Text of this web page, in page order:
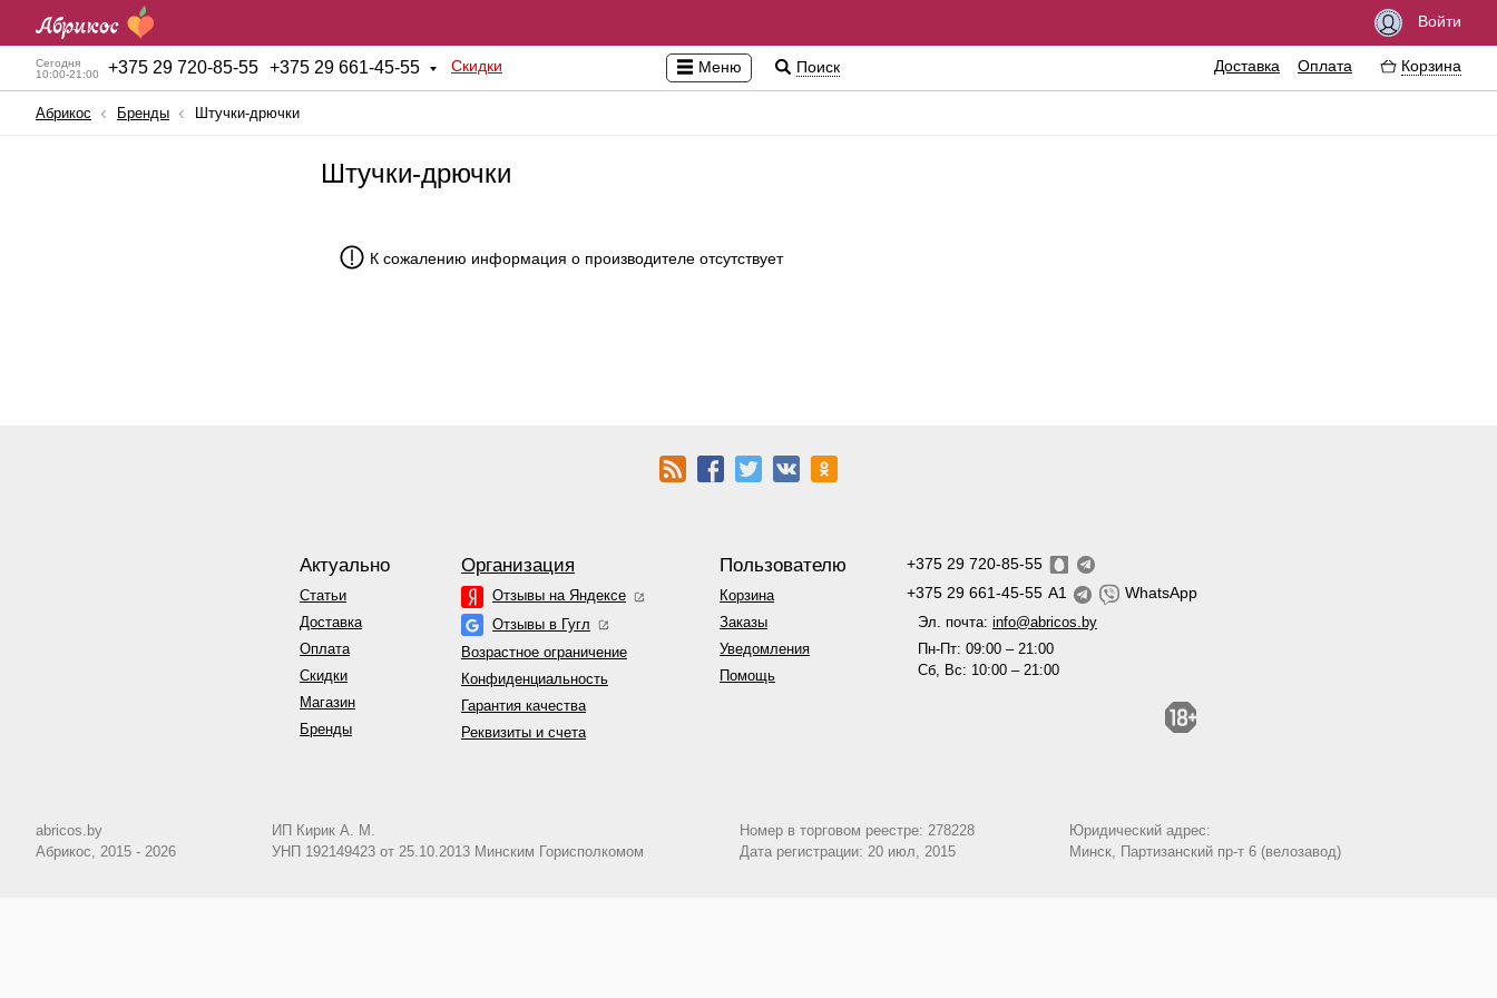
Войти
Сегодня
10:00-21:00
+375 29 720-85-55 +375 29 661-45-55 Скидки Меню Поиск Доставка Оплата Корзина
Абрикос Бренды Штучки-дрючки
Штучки-дрючки
К сожалению информация о производителе отсутствует
Актуально
Статьи
Доставка
Оплата
Скидки
Магазин
Бренды
Организация
Отзывы на Яндексе
Отзывы в Гугл
Возрастное ограничение
Конфиденциальность
Гарантия качества
Реквизиты и счета
Пользователю
Корзина
Заказы
Уведомления
Помощь
+375 29 720-85-55
+375 29 661-45-55 A1 WhatsApp
Эл. почта: info@abricos.by
Пн-Пт: 09:00 – 21:00
Сб, Вс: 10:00 – 21:00
abricos.by
Абрикос, 2015 - 2026
ИП Кирик А. М.
УНП 192149423 от 25.10.2013 Минским Горисполкомом
Номер в торговом реестре: 278228
Дата регистрации: 20 июл, 2015
Юридический адрес:
Минск, Партизанский пр-т 6 (велозавод)